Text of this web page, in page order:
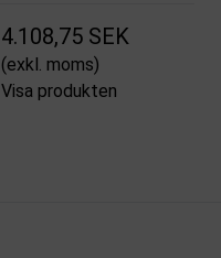
4.108,75 SEK
(exkl. moms)
Visa produkten